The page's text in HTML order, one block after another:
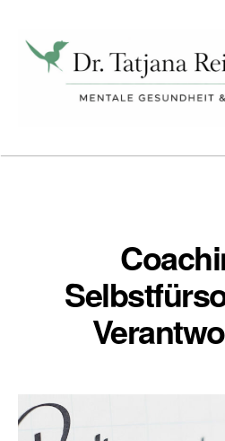
Reichhart
Schlagwort: